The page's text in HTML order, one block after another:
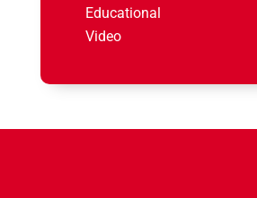
Educational
Video